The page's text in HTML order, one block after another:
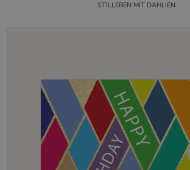
STILLEBEN MIT DAHLIEN